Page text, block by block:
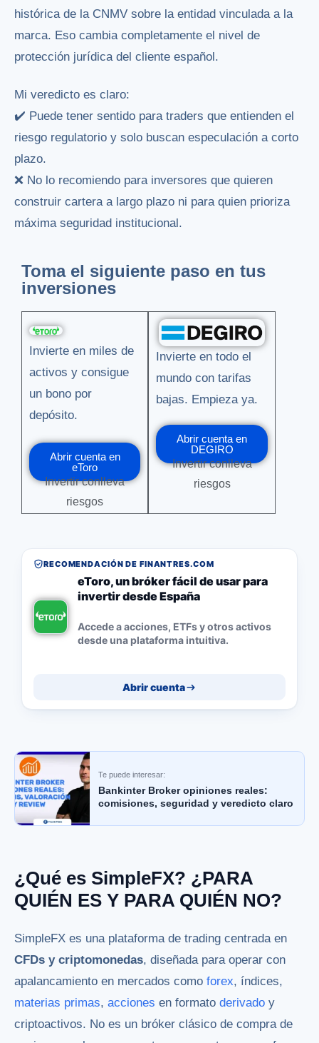
histórica de la CNMV sobre la entidad vinculada a la
marca. Eso cambia completamente el nivel de
protección jurídica del cliente español.
Mi veredicto es claro:
✔️ Puede tener sentido para traders que entienden el
riesgo regulatorio y solo buscan especulación a corto
plazo.
❌ No lo recomiendo para inversores que quieren
construir cartera a largo plazo ni para quien prioriza
máxima seguridad institucional.
Toma el siguiente paso en tus
inversiones
Invierte en miles de
activos y consigue
un bono por
depósito.
Abrir cuenta en
eToro
Invertir conlleva
riesgos
Invierte en todo el
mundo con tarifas
bajas. Empieza ya.
Abrir cuenta en
DEGIRO
Invertir conlleva
riesgos
RECOMENDACIÓN DE FINANTRES.COM
eToro, un bróker fácil de usar para
invertir desde España
Accede a acciones, ETFs y otros activos
desde una plataforma intuitiva.
Abrir cuenta
Te puede interesar:
Bankinter Broker opiniones reales:
comisiones, seguridad y veredicto claro
¿Qué es SimpleFX? ¿PARA
QUIÉN ES Y PARA QUIÉN NO?
SimpleFX es una plataforma de trading centrada en
CFDs y criptomonedas, diseñada para operar con
apalancamiento en mercados como forex, índices,
materias primas, acciones en formato derivado y
criptoactivos. No es un bróker clásico de compra de